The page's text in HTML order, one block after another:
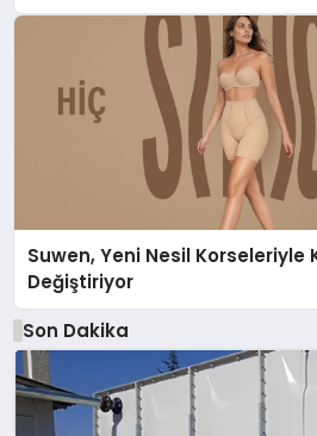
Suwen, Yeni Nesil Korseleriyle
Değiştiriyor
Son Dakika